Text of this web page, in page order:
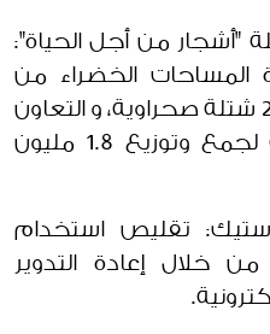
"أشجار من أجل الحياة":
المساحات الخضراء من
خلال زراعة أكثر من 20,000 شتلة صحراوية، و التعاون
مع جمعية حفظ النعمة لجمع وتوزيع 1.8 مليون
تقليص استخدام
من خلال إعادة التدوير